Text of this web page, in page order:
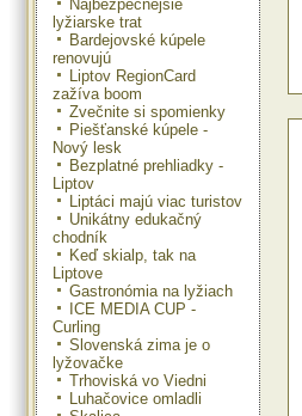
Najbezpečnejšie
lyžiarske trat
Bardejovské kúpele
renovujú
Liptov RegionCard
zažíva boom
Zvečnite si spomienky
Piešťanské kúpele -
Nový lesk
Bezplatné prehliadky -
Liptov
Liptáci majú viac turistov
Unikátny edukačný
chodník
Keď skialp, tak na
Liptove
Gastronómia na lyžiach
ICE MEDIA CUP -
Curling
Slovenská zima je o
lyžovačke
Trhoviská vo Viedni
Luhačovice omladli